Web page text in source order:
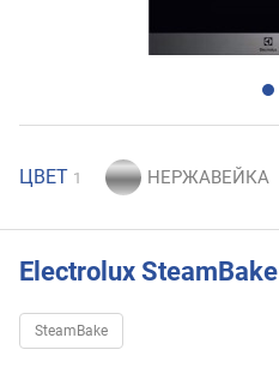
ЦВЕТ 1
Electrolux
SteamBake